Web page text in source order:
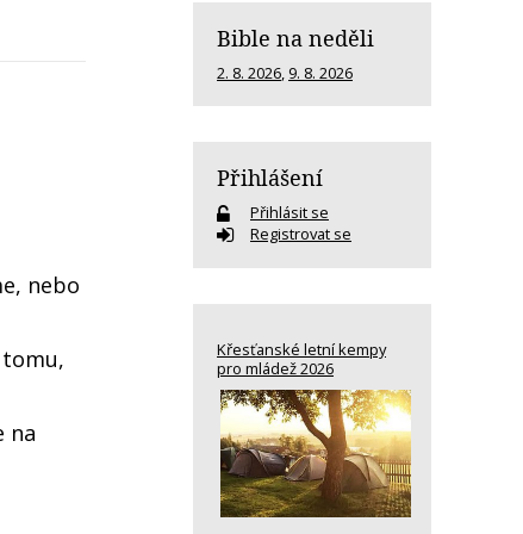
nebo
na
Bible na neděli
2. 8. 2026, 9. 8. 2026
Přihlášení
Přihlásit se
Registrovat se
Křesťanské letní kempy
pro mládež 2026